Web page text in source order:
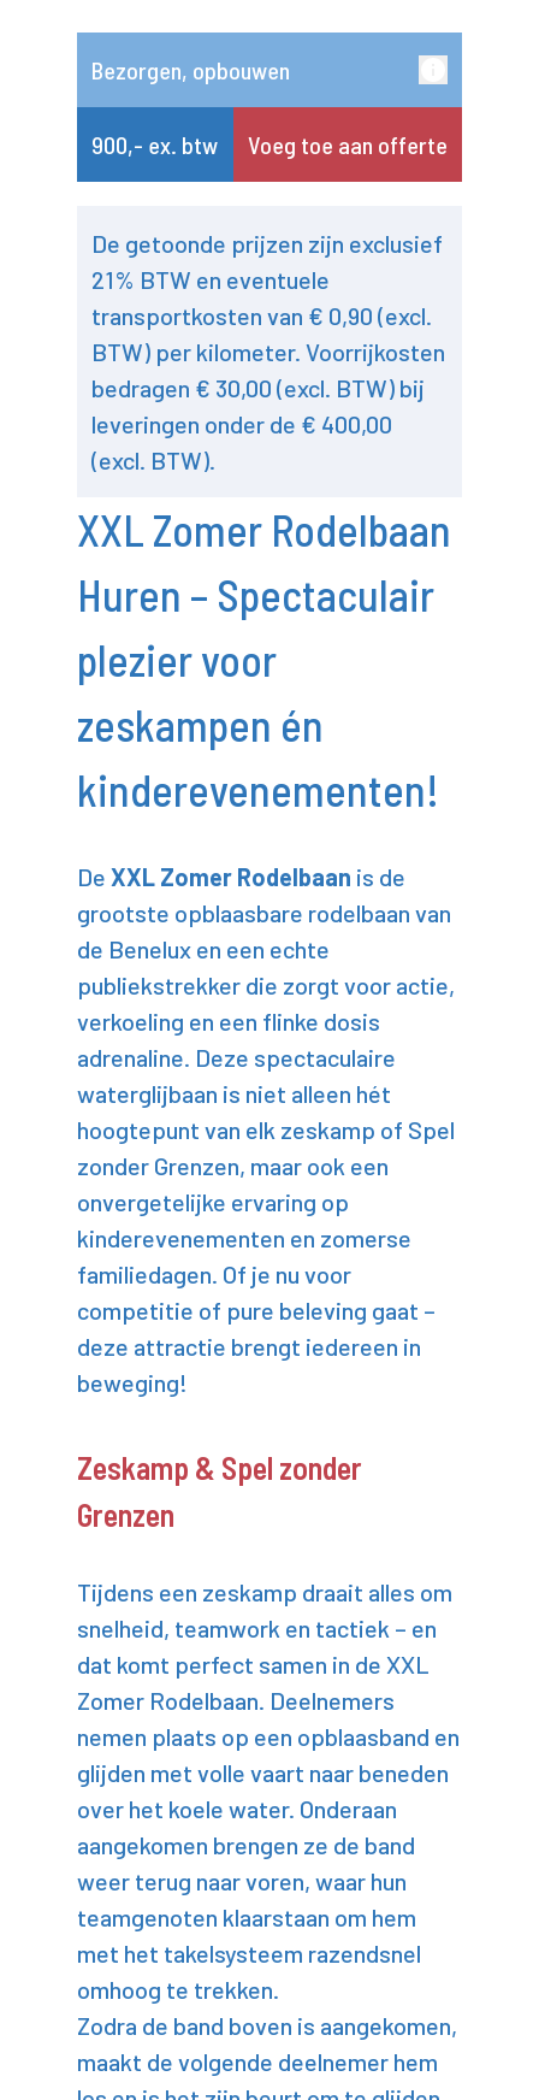
Bezorgen, opbouwen
900,- ex. btw Voeg toe aan offerte
De getoonde prijzen zijn exclusief
21% BTW en eventuele
transportkosten van € 0,90 (excl.
BTW) per kilometer. Voorrijkosten
bedragen € 30,00 (excl. BTW) bij
leveringen onder de € 400,00
(excl. BTW).
XXL Zomer Rodelbaan
Huren – Spectaculair
plezier voor
zeskampen én
kinderevenementen!
De XXL Zomer Rodelbaan is de
grootste opblaasbare rodelbaan van
de Benelux en een echte
publiekstrekker die zorgt voor actie,
verkoeling en een flinke dosis
adrenaline. Deze spectaculaire
waterglijbaan is niet alleen hét
hoogtepunt van elk zeskamp of Spel
zonder Grenzen, maar ook een
onvergetelijke ervaring op
kinderevenementen en zomerse
familiedagen. Of je nu voor
competitie of pure beleving gaat –
deze attractie brengt iedereen in
beweging!
Zeskamp & Spel zonder
Grenzen
Tijdens een zeskamp draait alles om
snelheid, teamwork en tactiek – en
dat komt perfect samen in de XXL
Zomer Rodelbaan. Deelnemers
nemen plaats op een opblaasband en
glijden met volle vaart naar beneden
over het koele water. Onderaan
aangekomen brengen ze de band
weer terug naar voren, waar hun
teamgenoten klaarstaan om hem
met het takelsysteem razendsnel
omhoog te trekken.
Zodra de band boven is aangekomen,
maakt de volgende deelnemer hem